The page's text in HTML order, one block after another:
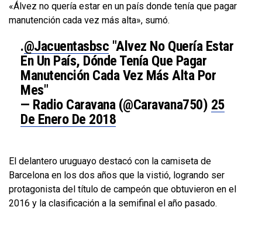
«Álvez no quería estar en un país donde tenía que pagar
manutención cada vez más alta», sumó.
.@jacuentasbsc "Alvez No Quería Estar
En Un País, Dónde Tenía Que Pagar
Manutención Cada Vez Más Alta Por
Mes"
— Radio Caravana (@Caravana750) 25
De Enero De 2018
El delantero uruguayo destacó con la camiseta de
Barcelona en los dos años que la vistió, logrando ser
protagonista del título de campeón que obtuvieron en el
2016 y la clasificación a la semifinal el año pasado.